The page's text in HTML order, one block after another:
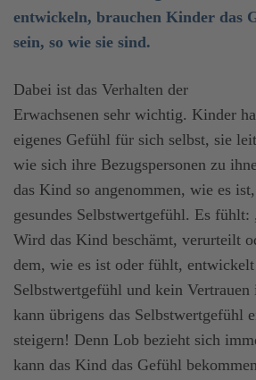
entwickeln, brauchen Kinder das
sein, so wie sie sind.
Dabei ist das Verhalten der
Erwachsenen sehr wichtig. Kinder
eigenes Gefühl für sich selbst, sie
wie sich ihre Bezugspersonen zu
das Kind so angenommen, wie es
gesundes Selbstwertgefühl. Es
Wird das Kind beschämt, verurteilt
dem, wie es ist oder fühlt, entwickelt
Selbstwertgefühl und kein
kann übrigens das Selbstwertgefühl
steigern! Denn Lob bezieht sich
kann das Kind das Gefühl